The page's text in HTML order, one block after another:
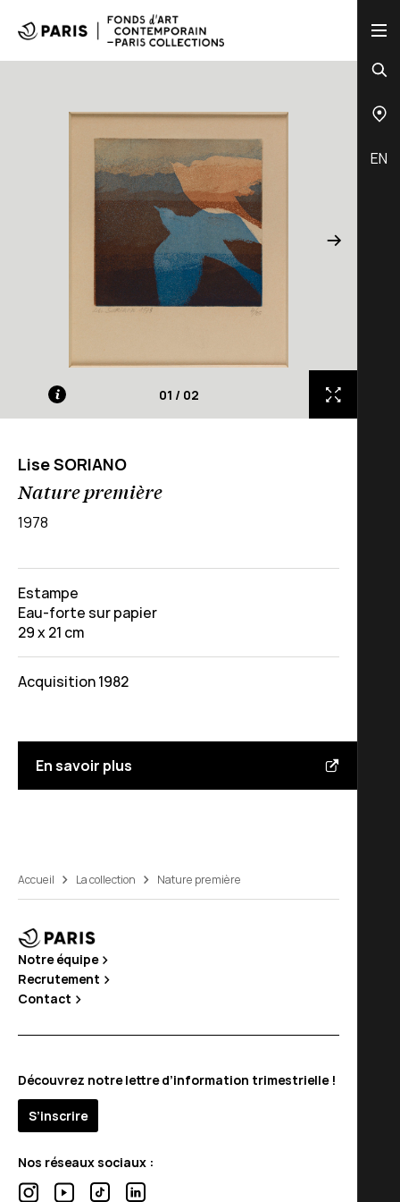
EN
01 / 02
Lise SORIANO
Nature première
1978
Estampe
Eau-forte sur papier
29 x 21 cm
Acquisition 1982
En savoir plus
Accueil La collection Nature première
Notre équipe
Recrutement
Contact
Découvrez notre lettre d’information trimestrielle !
S’inscrire
Nos réseaux sociaux :